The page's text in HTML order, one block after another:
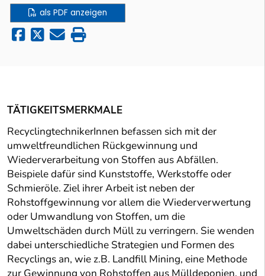
als PDF anzeigen
TÄTIGKEITSMERKMALE
RecyclingtechnikerInnen befassen sich mit der
umweltfreundlichen Rückgewinnung und
Wiederverarbeitung von Stoffen aus Abfällen.
Beispiele dafür sind Kunststoffe, Werkstoffe oder
Schmieröle. Ziel ihrer Arbeit ist neben der
Rohstoffgewinnung vor allem die Wiederverwertung
oder Umwandlung von Stoffen, um die
Umweltschäden durch Müll zu verringern. Sie wenden
dabei unterschiedliche Strategien und Formen des
Recyclings an, wie z.B. Landfill Mining, eine Methode